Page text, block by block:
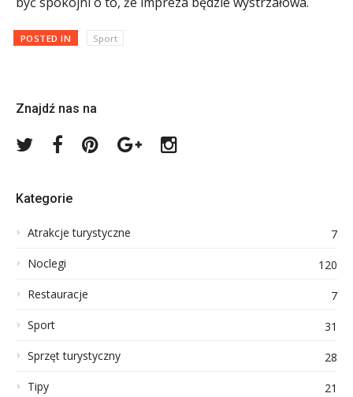
POSTED IN Sport
Znajdź nas na
Twitter FacebookPinterestGoogle
Plus
Instagram
Kategorie
Atrakcje turystyczne
7
Noclegi
120
Restauracje
7
Sport
31
Sprzęt turystyczny
28
Tipy
21